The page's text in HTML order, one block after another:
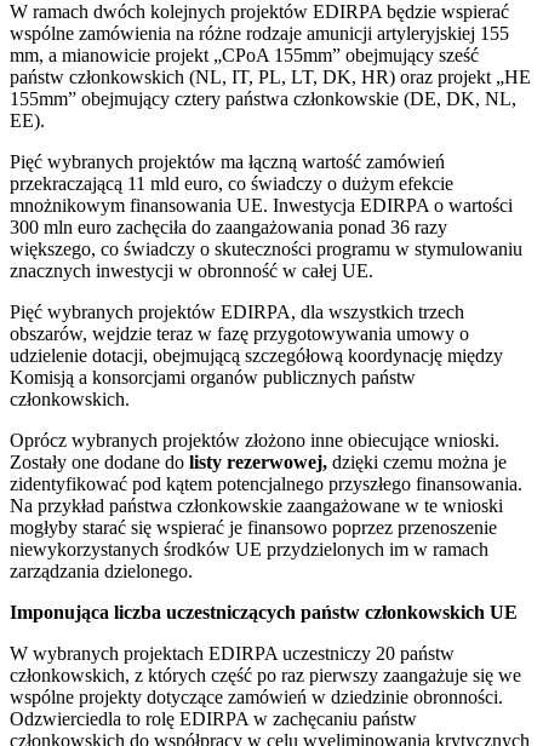
W ramach dwóch kolejnych projektów EDIRPA będzie wspierać
wspólne zamówienia na różne rodzaje amunicji artyleryjskiej 155
mm, a mianowicie projekt „CPoA 155mm” obejmujący sześć
państw członkowskich (NL, IT, PL, LT, DK, HR) oraz projekt „HE
155mm” obejmujący cztery państwa członkowskie (DE, DK, NL,
EE).
Pięć wybranych projektów ma łączną wartość zamówień
przekraczającą 11 mld euro, co świadczy o dużym efekcie
mnożnikowym finansowania UE. Inwestycja EDIRPA o wartości
300 mln euro zachęciła do zaangażowania ponad 36 razy
większego, co świadczy o skuteczności programu w stymulowaniu
znacznych inwestycji w obronność w całej UE.
Pięć wybranych projektów EDIRPA, dla wszystkich trzech
obszarów, wejdzie teraz w fazę przygotowywania umowy o
udzielenie dotacji, obejmującą szczegółową koordynację między
Komisją a konsorcjami organów publicznych państw
członkowskich.
Oprócz wybranych projektów złożono inne obiecujące wnioski.
Zostały one dodane do listy rezerwowej, dzięki czemu można je
zidentyfikować pod kątem potencjalnego przyszłego finansowania.
Na przykład państwa członkowskie zaangażowane w te wnioski
mogłyby starać się wspierać je finansowo poprzez przenoszenie
niewykorzystanych środków UE przydzielonych im w ramach
zarządzania dzielonego.
Imponująca liczba uczestniczących państw członkowskich UE
W wybranych projektach EDIRPA uczestniczy 20 państw
członkowskich, z których część po raz pierwszy zaangażuje się we
wspólne projekty dotyczące zamówień w dziedzinie obronności.
Odzwierciedla to rolę EDIRPA w zachęcaniu państw
członkowskich do współpracy w celu wyeliminowania krytycznych